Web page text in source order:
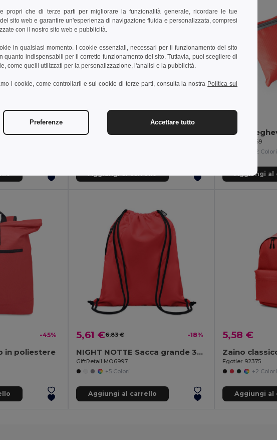
600D
5,10 €
Zaino in 600D
Aggiungi al carrello
4,84 €
Zaino
Egotier 92669
+2 Colori
Aggiungi al
-45%
in poliestere
5,61 €6,83 € -18%
NIGHT NOTTE Sacca grande 300D RPET
GiftRetail MO6997
+5 Colori
Aggiungi al carrello
5,58 €
Egotier 92375
+2 Colori
Aggiungi al
propri che di terze parti per migliorare la funzionalità generale, ricordare le tue
sito web e garantire un'esperienza di navigazione fluida e personalizzata, compresi
con il nostro sito web e pubblicità.
in qualsiasi momento. I cookie essenziali, necessari per il funzionamento del sito
quanto indispensabili per il corretto funzionamento del sito. Tuttavia, puoi scegliere di
come quelli utilizzati per la personalizzazione, l'analisi e la pubblicità.
i cookie, come controllarli e sui cookie di terze parti, consulta la nostra Politica sui
Preferenze Accettare tutto